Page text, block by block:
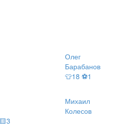
Олег
Барабанов
👕18 ⚽1
Михаил
Колесов